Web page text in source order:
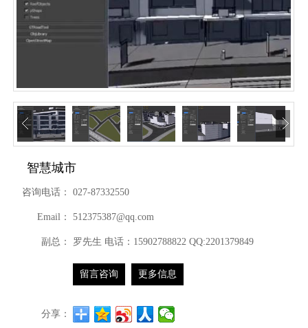
智慧城市
咨询电话： 027-87332550
Email： 512375387@qq.com
副总： 罗先生 电话：15902788822 QQ:2201379849
留言咨询 更多信息
分享：